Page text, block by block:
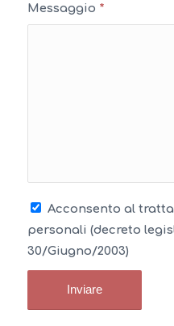
Messaggio *
Acconsento al
personali (decreto
30/Giugno/2003)